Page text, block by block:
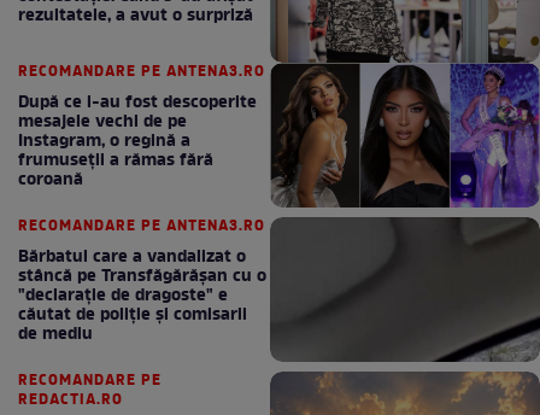
rezultatele, a avut o surpriză
RECOMANDARE PE ANTENA3.RO
După ce i-au fost descoperite
mesajele vechi de pe
Instagram, o regină a
frumuseții a rămas fără
coroană
RECOMANDARE PE ANTENA3.RO
Bărbatul care a vandalizat o
stâncă pe Transfăgărășan cu o
"declaraţie de dragoste" e
căutat de poliție și comisarii
de mediu
RECOMANDARE PE
REDACTIA.RO